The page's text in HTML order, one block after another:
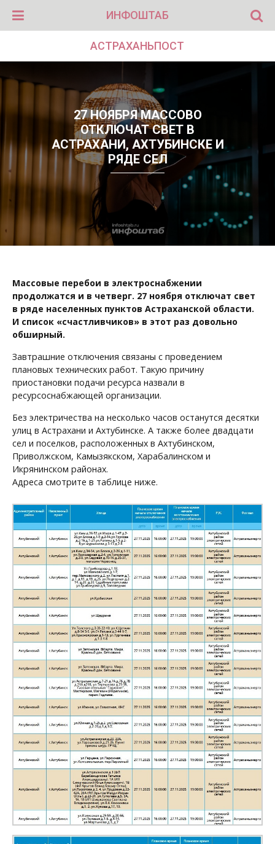
ИНФОШТАБ
АСТРАХАНЬПОСТ
27 НОЯБРЯ МАССОВО
ОТКЛЮЧАТ СВЕТ В
АСТРАХАНИ, АХТУБИНСКЕ И
РЯДЕ СЕЛ
Массовые перебои в электроснабжении
продолжатся и в четверг. 27 ноября отключат свет
в ряде населенных пунктов Астраханской области.
И список «счастливчиков» в этот раз довольно
обширный.
Завтрашние отключения связаны с проведением
плановых технических работ. Такую причину
приостановки подачи ресурса назвали в
ресурсоснабжающей организации.
Без электричества на несколько часов останутся десятки
улиц в Астрахани и Ахтубинске. А также более двадцати
сел и поселков, расположенных в Ахтубинском,
Приволжском, Камызякском, Харабалинском и
Икрянинском районах.
Адреса смотрите в таблице ниже.